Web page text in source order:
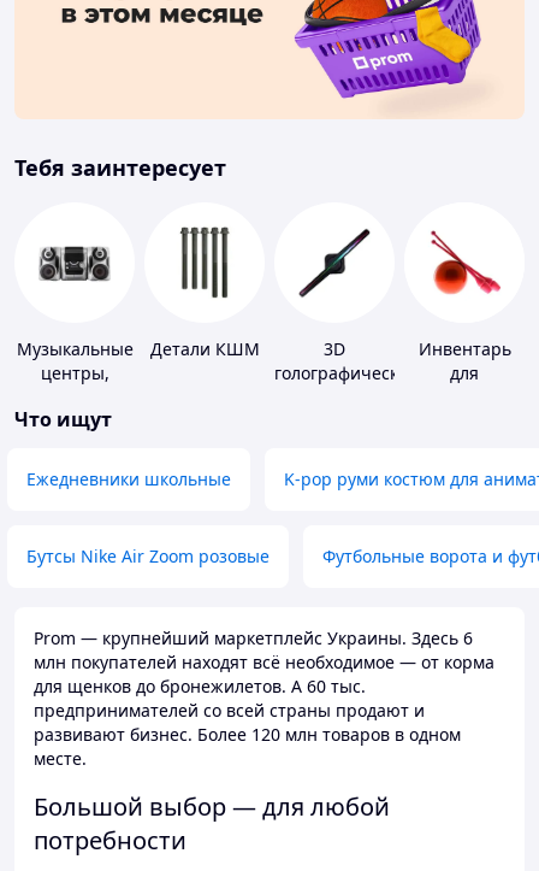
Тебя заинтересует
Музыкальные
центры,
Детали КШМ
3D
голографические
Инвентарь
для
Что ищут
Ежедневники школьные K-pop руми костюм для
Бутсы Nike Air Zoom розовые Футбольные ворота и
Prom — крупнейший маркетплейс Украины. Здесь 6
млн покупателей находят всё необходимое — от корма
для щенков до бронежилетов. А 60 тыс.
предпринимателей со всей страны продают и
развивают бизнес. Более 120 млн товаров в одном
месте.
Большой выбор — для любой
потребности